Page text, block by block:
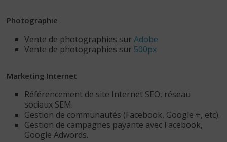
Photographie
Vente de photographies surAdobe
Vente de photographies sur 500px
Marketing Internet
Référencement de site Internet SEO, réseau
sociaux SEM.
Gestion de communautés (Facebook, Google +, etc).
Gestion de campagnes payante avec Facebook,
Google Adwords.